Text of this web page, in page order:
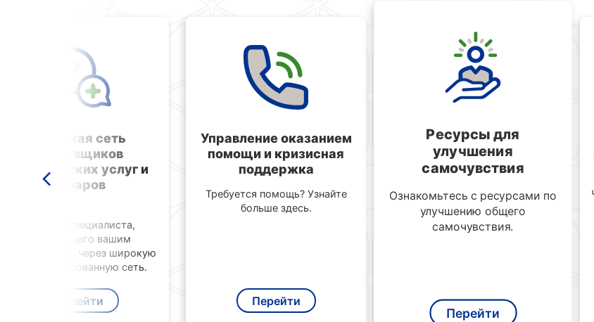
Широкая сеть
поставщиков
медицинских услуг и
товаров
Найдите специалиста,
отвечающего вашим
потребностям, через широкую
специализированную сеть.
Перейти
Управление оказанием
помощи и кризисная
поддержка
Требуется помощь? Узнайте
больше здесь.
Перейти
Ресурсы для
улучшения
самочувствия
Ознакомьтесь с ресурсами по
улучшению общего
самочувствия.
Перейти